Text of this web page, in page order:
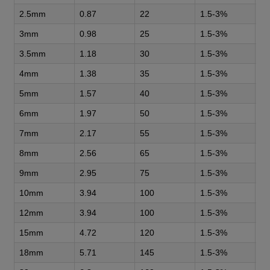
2.5mm 0.87 22 1.5-3%
3mm 0.98 25 1.5-3%
3.5mm 1.18 30 1.5-3%
4mm 1.38 35 1.5-3%
5mm 1.57 40 1.5-3%
6mm 1.97 50 1.5-3%
7mm 2.17 55 1.5-3%
8mm 2.56 65 1.5-3%
9mm 2.95 75 1.5-3%
10mm 3.94 100 1.5-3%
12mm 3.94 100 1.5-3%
15mm 4.72 120 1.5-3%
18mm 5.71 145 1.5-3%